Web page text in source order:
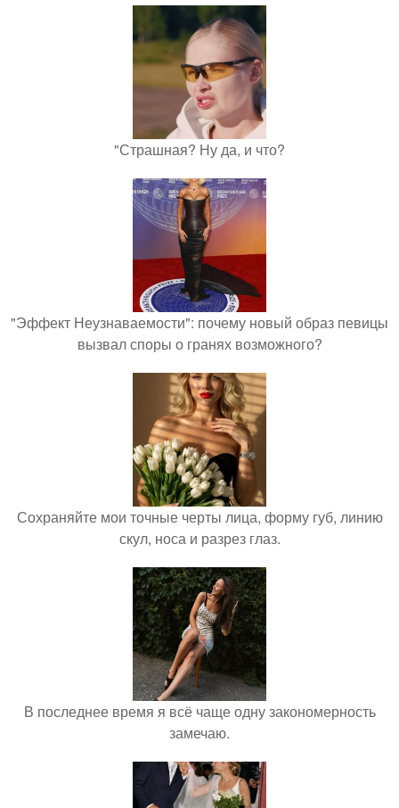
"Страшная? Ну да, и что?
"Эффект Неузнаваемости": почему новый образ певицы
вызвал споры о гранях возможного?
Сохраняйте мои точные черты лица, форму губ, линию
скул, носа и разрез глаз.
В последнее время я всё чаще одну закономерность
замечаю.